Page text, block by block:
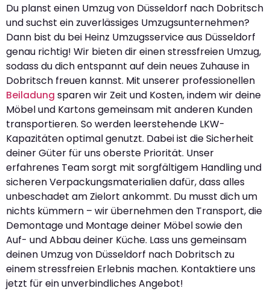
Du planst einen Umzug von Düsseldorf nach Dobritsch
und suchst ein zuverlässiges Umzugsunternehmen?
Dann bist du bei Heinz Umzugsservice aus Düsseldorf
genau richtig! Wir bieten dir einen stressfreien Umzug,
sodass du dich entspannt auf dein neues Zuhause in
Dobritsch freuen kannst. Mit unserer professionellen
Beiladung sparen wir Zeit und Kosten, indem wir deine
Möbel und Kartons gemeinsam mit anderen Kunden
transportieren. So werden leerstehende LKW-
Kapazitäten optimal genutzt. Dabei ist die Sicherheit
deiner Güter für uns oberste Priorität. Unser
erfahrenes Team sorgt mit sorgfältigem Handling und
sicheren Verpackungsmaterialien dafür, dass alles
unbeschadet am Zielort ankommt. Du musst dich um
nichts kümmern – wir übernehmen den Transport, die
Demontage und Montage deiner Möbel sowie den
Auf- und Abbau deiner Küche. Lass uns gemeinsam
deinen Umzug von Düsseldorf nach Dobritsch zu
einem stressfreien Erlebnis machen. Kontaktiere uns
jetzt für ein unverbindliches Angebot!